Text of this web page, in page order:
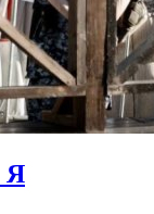
Я